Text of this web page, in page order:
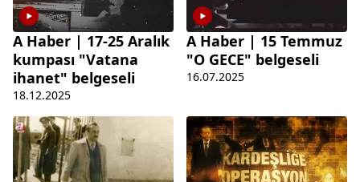
A Haber | 17-25 Aralık
kumpası "Vatana
ihanet" belgeseli
18.12.2025
A Haber | 15 Temmuz
"O GECE" belgeseli
16.07.2025